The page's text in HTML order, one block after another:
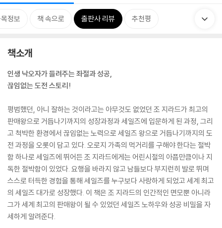
정보 책 속으로 출판사 리뷰 추천평
책소개
인생 낙오자가 들려주는 좌절과 성공,
끊임없는 도전 스토리!
평범했던, 아니 잘하는 것이라고는 아무것도 없었던 조 지라드가 최고의
판매왕으로 거듭나기까지의 성장과정과 세일즈에 입문하게 된 과정, 그리
고 척박한 환경에서 끊임없는 노력으로 세일즈 왕으로 거듭나기까지의 도
전 과정을 오롯이 담고 있다. 오로지 가족의 먹거리를 구해야 한다는 절박
함 하나로 세일즈에 뛰어든 조 지라드에게는 어린시절의 아픔만큼이나 지
독한 절박함이 있었다. 요행을 바라지 않고 남들보다 부지런히 발로 뛰며
스스로 터득한 경험을 통해 세일즈를 누구보다 사랑하게 되었고 세계 최고
의 세일즈 대가로 성장했다. 이 책은 조 지라드의 인간적인 면모뿐 아니라
그가 세계 최고의 판매왕이 될 수 있었던 세일즈 노하우와 성공 비밀을 자
세하게 알려준다.